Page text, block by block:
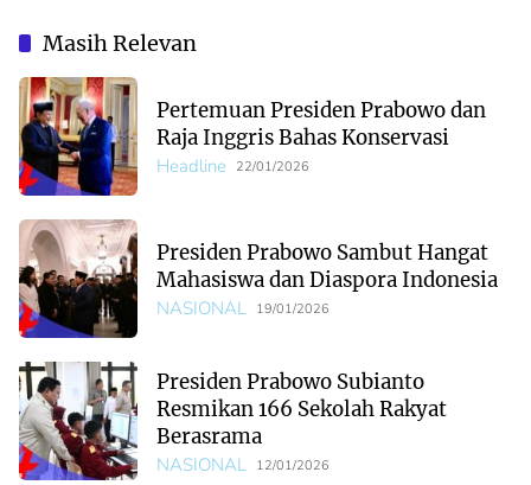
Forkopimda
Masih Relevan
Pertemuan Presiden Prabowo dan
Raja Inggris Bahas Konservasi
Headline 22/01/2026
Presiden Prabowo Sambut Hangat
Mahasiswa dan Diaspora Indonesia
NASIONAL 19/01/2026
Presiden Prabowo Subianto
Resmikan 166 Sekolah Rakyat
Berasrama
NASIONAL 12/01/2026